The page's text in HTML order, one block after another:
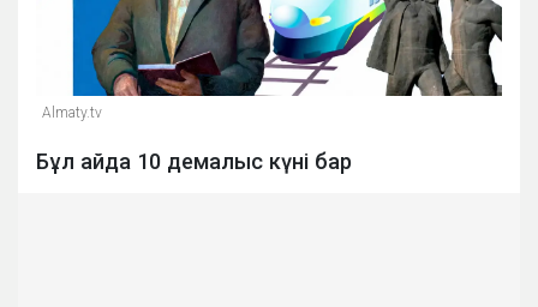
Almaty.tv
Бұл айда 10 демалыс күні бар